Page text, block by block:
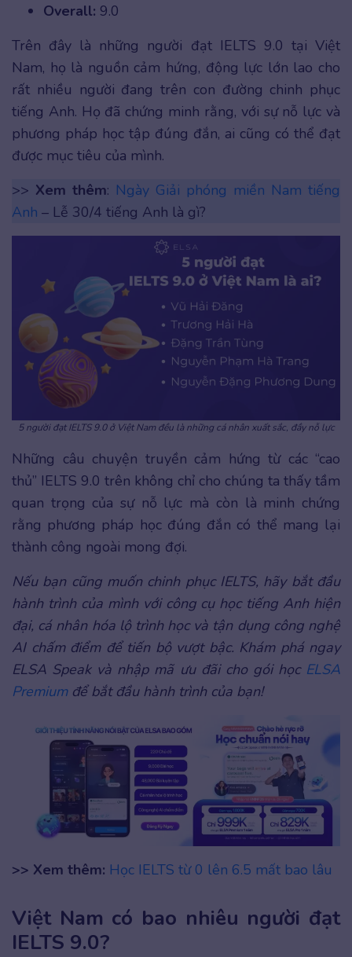
Overall: 9.0
Trên đây là những người đạt IELTS 9.0 tại Việt
Nam, họ là nguồn cảm hứng, động lực lớn lao cho
rất nhiều người đang trên con đường chinh phục
tiếng Anh. Họ đã chứng minh rằng, với sự nỗ lực và
phương pháp học tập đúng đắn, ai cũng có thể đạt
được mục tiêu của mình.
>> Xem thêm: Ngày Giải phóng miền Nam tiếng
Anh – Lễ 30/4 tiếng Anh là gì?
5 người đạt IELTS 9.0 ở Việt Nam đều là những cá nhân xuất sắc, đầy nỗ lực
Những câu chuyện truyền cảm hứng từ các “cao
thủ” IELTS 9.0 trên không chỉ cho chúng ta thấy tầm
quan trọng của sự nỗ lực mà còn là minh chứng
rằng phương pháp học đúng đắn có thể mang lại
thành công ngoài mong đợi.
Nếu bạn cũng muốn chinh phục IELTS, hãy bắt đầu
hành trình của mình với công cụ học tiếng Anh hiện
đại, cá nhân hóa lộ trình học và tận dụng công nghệ
AI chấm điểm để tiến bộ vượt bậc. Khám phá ngay
ELSA Speak và nhập mã ưu đãi cho gói học ELSA
Premiumđể bắt đầu hành trình của bạn!
>> Xem thêm: Học IELTS từ 0 lên 6.5 mất bao lâu
Việt Nam có bao nhiêu người đạt
IELTS 9.0?